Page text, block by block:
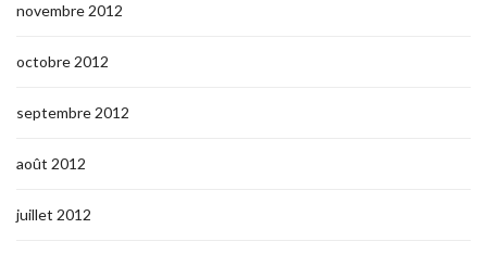
novembre 2012
octobre 2012
septembre 2012
août 2012
juillet 2012